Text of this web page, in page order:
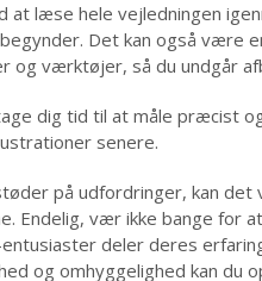
at læse hele vejledningen
Det kan også være
og værktøjer, så du undgår
dig tid til at måle præcist
senere.
på udfordringer, kan
Endelig, vær ikke bange for
deler deres
og omhyggelighed kan